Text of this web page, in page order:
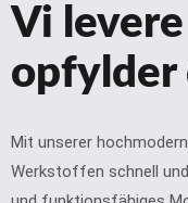
Vi
opfylder
Mit unserer
Werkstoffen schnell